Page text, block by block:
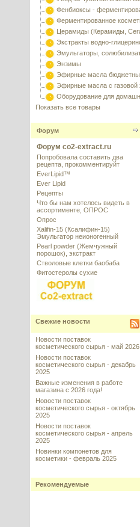
Фенбиоксы -
Ферментированное
Церамиды (Керамиды,
Экстракты водно-
Эмульгаторы,
Энзимы
Эфирные масла
Эфирные масла с газовой
Оборудование для
Показать все товары
Форум
Форум co2-extract.ru
Попробовала составить два
рецепта, прокомментируйт
EverLipid™
Ever Lipid
Рецепты
Что бы нам хотелось видеть в
ассортименте, ОПРОС
Опрос
Xalifin-15 (Ксалифин-15)
Эмульгатор неионогенный
Pearl powder (Жемчужный
порошок), экстракт
Стволовые клетки баобаба
Фитостеролы сухие
Свежие новости
Новости поставок
косметического сырья - май 2026
Новости поставок
косметического сырья - декабрь
2025
Важные изменения в работе
магазина с 2026 года!
Новости поставок
косметического сырья - октябрь
2025
Новости поставок
косметического сырья - апрель
2025
Новинки компонетов для
косметики - февраль 2025
Рекомендуемые